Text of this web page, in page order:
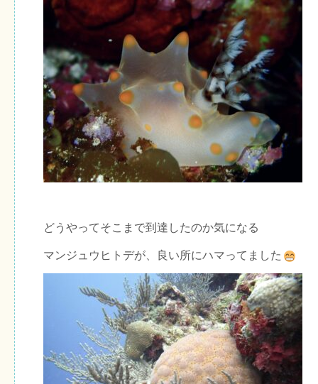
どうやってそこまで到達したのか気になる
マンジュウヒトデが、良い所にハマってました